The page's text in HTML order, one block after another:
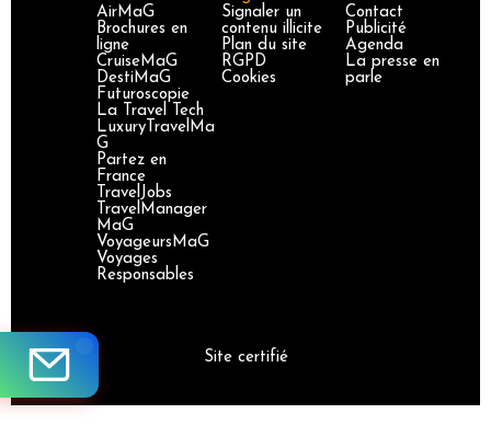
AirMaG
Brochures en
ligne
CruiseMaG
DestiMaG
Futuroscopie
La Travel Tech
LuxuryTravelMa
G
Partez en
France
TravelJobs
TravelManager
MaG
VoyageursMaG
Voyages
Responsables
Signaler un
contenu illicite
Plan du site
RGPD
Cookies
Contact
Publicité
Agenda
La presse en
parle
Site certifié